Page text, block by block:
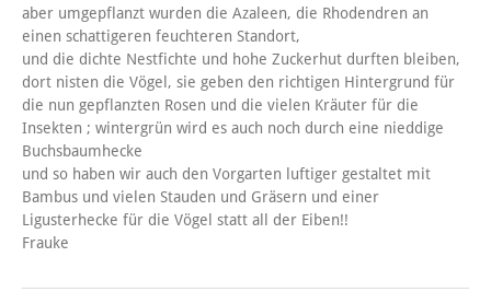
aber umgepflanzt wurden die Azaleen, die Rhodendren an
einen schattigeren feuchteren Standort,
und die dichte Nestfichte und hohe Zuckerhut durften bleiben,
dort nisten die Vögel, sie geben den richtigen Hintergrund für
die nun gepflanzten Rosen und die vielen Kräuter für die
Insekten ; wintergrün wird es auch noch durch eine nieddige
Buchsbaumhecke
und so haben wir auch den Vorgarten luftiger gestaltet mit
Bambus und vielen Stauden und Gräsern und einer
Ligusterhecke für die Vögel statt all der Eiben!!
Frauke